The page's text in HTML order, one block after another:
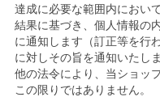
達成に必要な範囲内におい
結果に基づき、個人情報の
に通知します（訂正等を行
に対しその旨を通知いたし
他の法令により、当ショッ
この限りではありません。